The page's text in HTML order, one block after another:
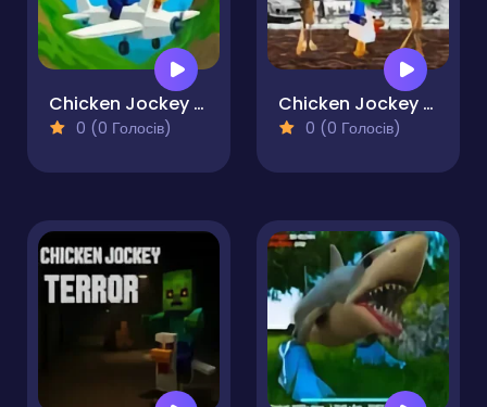
Chicken Jockey Plane Runner
0 (0 Голосів)
Chicken Jockey Tung Tung Sahur Fight
0 (0 Голосів)